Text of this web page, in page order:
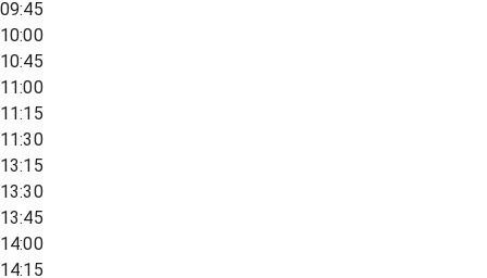
09:45
10:00
10:45
11:00
11:15
11:30
13:15
13:30
13:45
14:00
14:15